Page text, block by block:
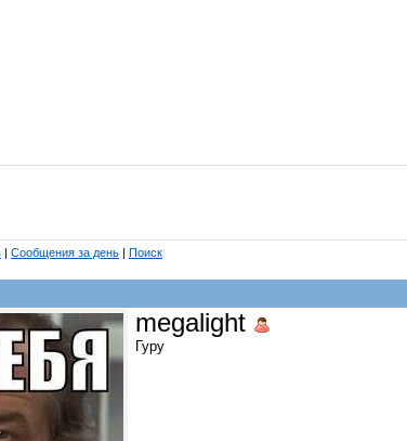
| Сообщения за день | Поиск
megalight
Гуру